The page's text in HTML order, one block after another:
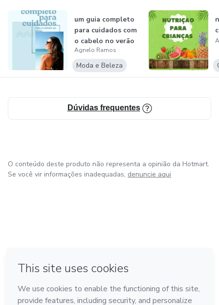
um guia completo
para cuidados com
o cabelo no verão
Agnelo Ramos
Moda e Beleza
Dúvidas frequentes
O conteúdo deste produto não representa a opinião da Hotmart.
Se você vir informações inadequadas, denuncie aqui
Feito com ❤ na Cidade do México